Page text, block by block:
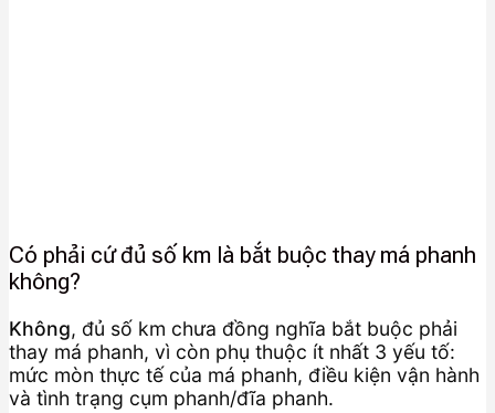
Có phải cứ đủ số km là bắt buộc thay má phanh
không?
Không, đủ số km chưa đồng nghĩa bắt buộc phải
thay má phanh, vì còn phụ thuộc ít nhất 3 yếu tố:
mức mòn thực tế của má phanh, điều kiện vận hành
và tình trạng cụm phanh/đĩa phanh.